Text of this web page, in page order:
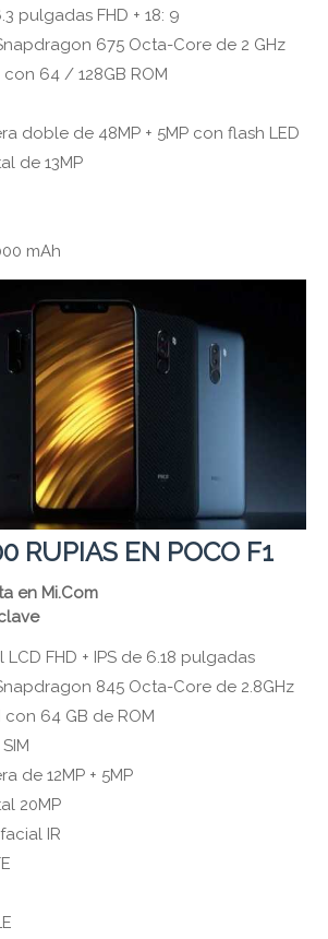
pulgadas FHD + 18: 9
675 Octa-Core de 2 GHz
64 / 128GB ROM
doble de 48MP + 5MP con flash LED
de 13MP
mAh
RUPIAS EN POCO F1
en Mi.Com
FHD + IPS de 6.18 pulgadas
845 Octa-Core de 2.8GHz
con 64 GB de ROM
de 12MP + 5MP
20MP
IR